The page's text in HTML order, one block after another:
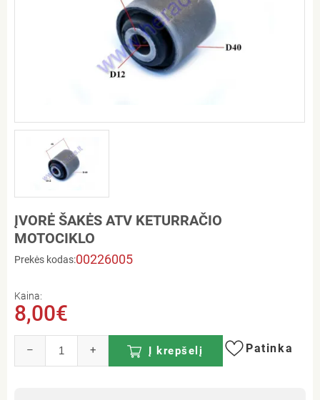
ĮVORĖ ŠAKĖS ATV KETURRAČIO
MOTOCIKLO
Prekės kodas:00226005
Kaina:
8,00€
– + Į krepšelį Patinka